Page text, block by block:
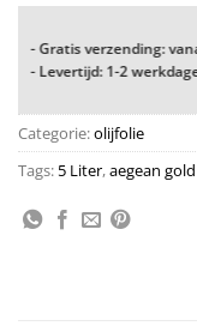
- Gratis verzending:
- Levertijd: 1-2
Categorie:olijfolie
Tags: 5 Liter,aegean gold